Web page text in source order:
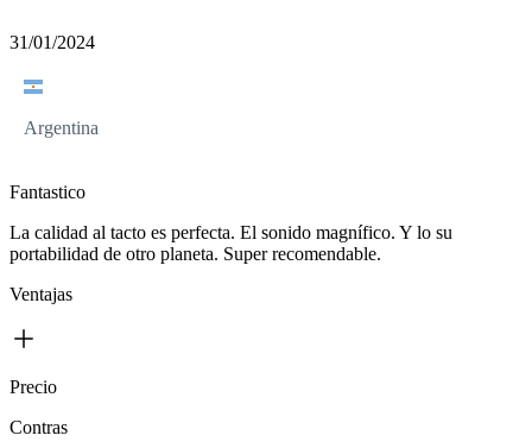
31/01/2024
Argentina
Fantastico
La calidad al tacto es perfecta. El sonido magnífico. Y lo su
portabilidad de otro planeta. Super recomendable.
Ventajas
Precio
Contras